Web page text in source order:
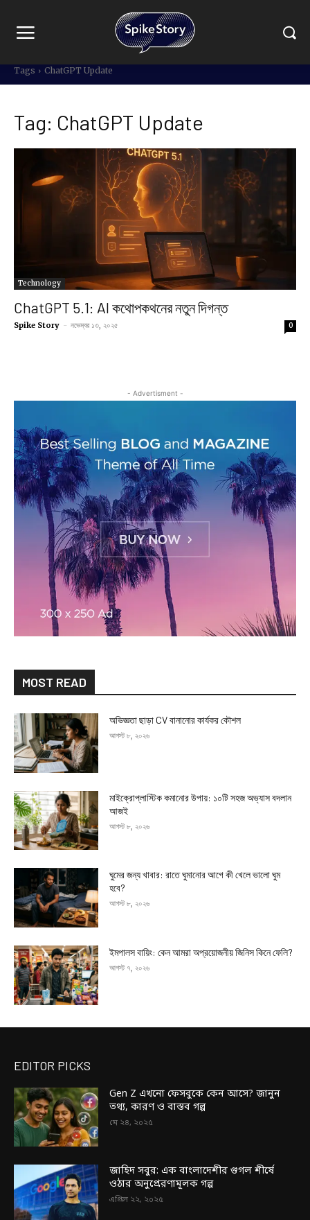
Tags ChatGPT Update
Tag: ChatGPT Update
Technology
ChatGPT 5.1: AI কথোপকথনের নতুন দিগন্ত
Spike Story - নভেম্বর ১৩, ২০২৫ 0
- Advertisment -
MOST READ
অভিজ্ঞতা ছাড়া CV বানানোর কার্যকর কৌশল
আগস্ট ৮, ২০২৬
মাইক্রোপ্লাস্টিক কমানোর উপায়: ১০টি সহজ অভ্যাস বদলান
আজই
আগস্ট ৮, ২০২৬
ঘুমের জন্য খাবার: রাতে ঘুমানোর আগে কী খেলে ভালো ঘুম
হবে?
আগস্ট ৮, ২০২৬
ইমপালস বায়িং: কেন আমরা অপ্রয়োজনীয় জিনিস কিনে ফেলি?
আগস্ট ৭, ২০২৬
EDITOR PICKS
Gen Z এখনো ফেসবুকে কেন আসে? জানুন
তথ্য, কারণ ও বাস্তব গল্প
মে ২৪, ২০২৫
জাহিদ সবুর: এক বাংলাদেশীর গুগল শীর্ষে
ওঠার অনুপ্রেরণামূলক গল্প
এপ্রিল ২২, ২০২৫